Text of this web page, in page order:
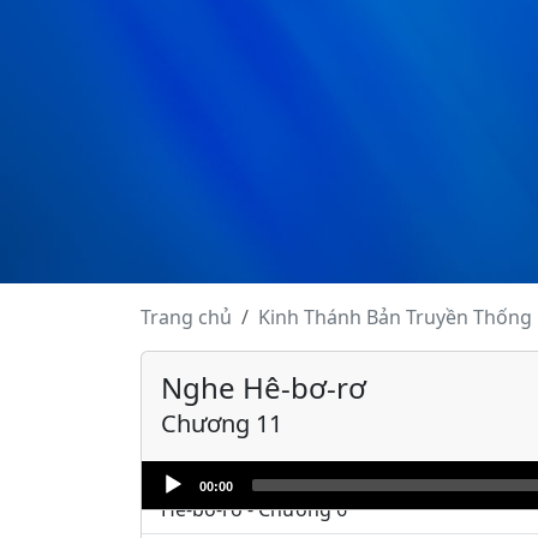
Trang chủ Kinh Thánh Bản Truyền Thống
Nghe Hê-bơ-rơ
Chương 11
Audio
Player
00:00
Hê-bơ-rơ - Chương 2
Hê-bơ-rơ - Chương 4
Hê-bơ-rơ - Chương 5
Hê-bơ-rơ - Chương 6